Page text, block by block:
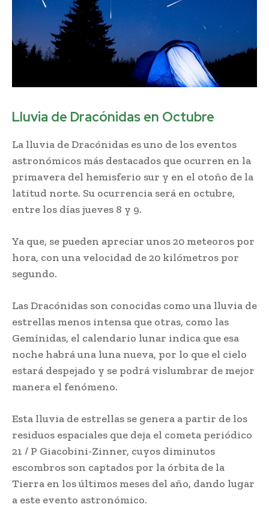
Lluvia de Dracónidas en Octubre
La lluvia de Dracónidas es uno de los eventos
astronómicos más destacados que ocurren en la
primavera del hemisferio sur y en el otoño de la
latitud norte. Su ocurrencia será en octubre,
entre los días jueves 8 y 9.
Ya que, se pueden apreciar unos 20 meteoros por
hora, con una velocidad de 20 kilómetros por
segundo.
Las Dracónidas son conocidas como una lluvia de
estrellas menos intensa que otras, como las
Gemínidas, el calendario lunar indica que esa
noche habrá una luna nueva, por lo que el cielo
estará despejado y se podrá vislumbrar de mejor
manera el fenómeno.
Esta lluvia de estrellas se genera a partir de los
residuos espaciales que deja el cometa periódico
21 / P Giacobini-Zinner, cuyos diminutos
escombros son captados por la órbita de la
Tierra en los últimos meses del año, dando lugar
a este evento astronómico.